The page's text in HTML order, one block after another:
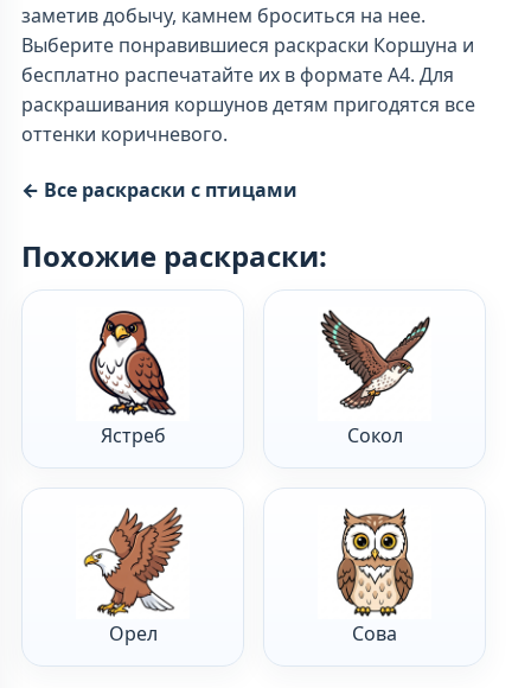
заметив добычу, камнем броситься на нее.
Выберите понравившиеся раскраски Коршуна и
бесплатно распечатайте их в формате А4. Для
раскрашивания коршунов детям пригодятся все
оттенки коричневого.
← Все раскраски с птицами
Похожие раскраски:
Ястреб Сокол
Орел Сова